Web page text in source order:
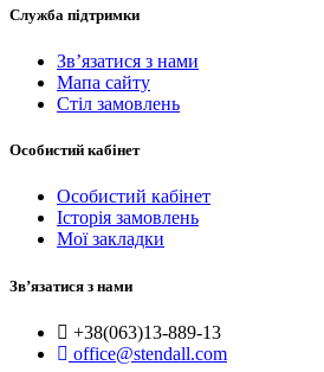
Служба підтримки
Зв’язатися з нами
Мапа сайту
Стіл замовлень
Особистий кабінет
Особистий кабінет
Історія замовлень
Мої закладки
Зв’язатися з нами
+38(063)13-889-13
office@stendall.com